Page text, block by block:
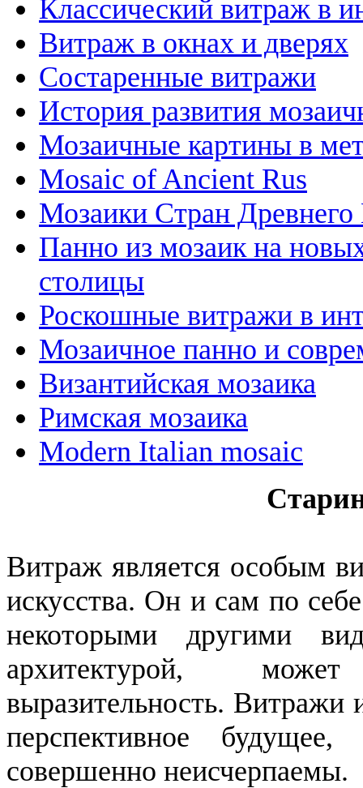
Классический витраж в
Витраж в окнах и дверях
Состаренные витражи
История развития
Мозаичные картины в
Mosaic of Ancient Rus
Мозаики Стран
Панно из мозаик на
столицы
Роскошные витражи в
Мозаичное панно и
Византийская мозаика
Римская мозаика
Modern Italian mosaic
Витраж является особым
искусства. Он и сам по
некоторыми другими
архитектурой,
выразительность.
перспективное
совершенно неисчерпаемы.